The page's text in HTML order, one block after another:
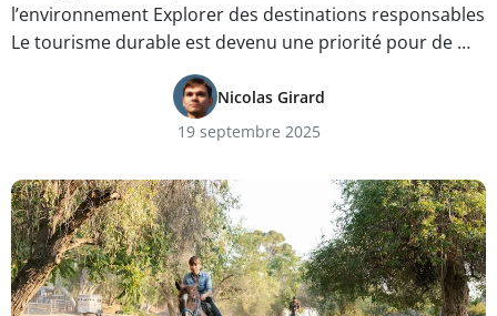
l’environnement Explorer des destinations responsables
Le tourisme durable est devenu une priorité pour de …
Nicolas Girard
19 septembre 2025